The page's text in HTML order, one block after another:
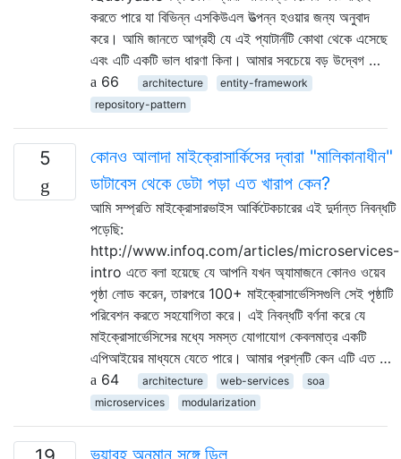
করতে পারে যা বিভিন্ন এসকিউএল উত্পন্ন হওয়ার জন্য অনুবাদ
করে। আমি জানতে আগ্রহী যে এই প্যাটার্নটি কোথা থেকে এসেছে
এবং এটি একটি ভাল ধারণা কিনা। আমার সবচেয়ে বড় উদ্বেগ …
66
architecture
entity-framework
repository-pattern
5
কোনও আলাদা মাইক্রোসার্কিসের দ্বারা "মালিকানাধীন"
ডাটাবেস থেকে ডেটা পড়া এত খারাপ কেন?
আমি সম্প্রতি মাইক্রোসারভাইস আর্কিটেকচারের এই দুর্দান্ত নিবন্ধটি
পড়েছি:
http://www.infoq.com/articles/microservices-
intro এতে বলা হয়েছে যে আপনি যখন অ্যামাজনে কোনও ওয়েব
পৃষ্ঠা লোড করেন, তারপরে 100+ মাইক্রোসার্ভেসিসগুলি সেই পৃষ্ঠাটি
পরিবেশন করতে সহযোগিতা করে। এই নিবন্ধটি বর্ণনা করে যে
মাইক্রোসার্ভেসিসের মধ্যে সমস্ত যোগাযোগ কেবলমাত্র একটি
এপিআইয়ের মাধ্যমে যেতে পারে। আমার প্রশ্নটি কেন এটি এত …
64
architecture web-services
soa
microservices
modularization
ভয়াবহ অনুমান সঙ্গে ডিল